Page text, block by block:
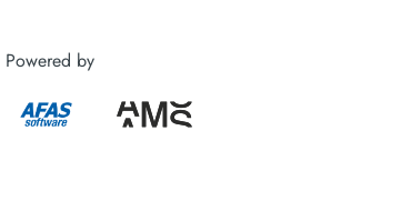
Powered by